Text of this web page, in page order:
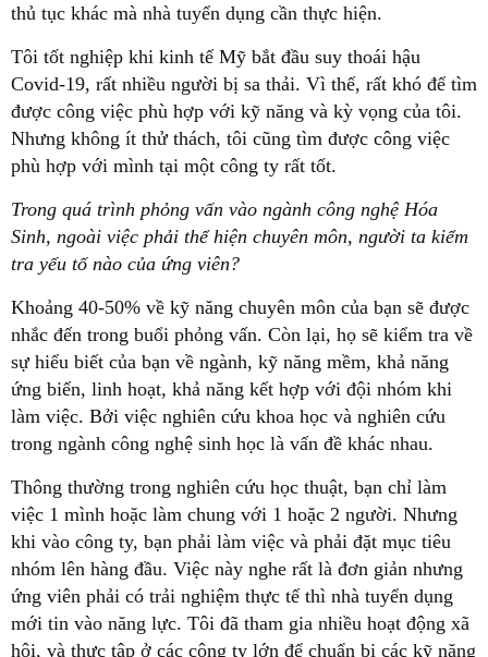
thủ tục khác mà nhà tuyển dụng cần thực hiện.
Tôi tốt nghiệp khi kinh tế Mỹ bắt đầu suy thoái hậu
Covid-19, rất nhiều người bị sa thải. Vì thế, rất khó để tìm
được công việc phù hợp với kỹ năng và kỳ vọng của tôi.
Nhưng không ít thử thách, tôi cũng tìm được công việc
phù hợp với mình tại một công ty rất tốt.
Trong quá trình phỏng vấn vào ngành công nghệ Hóa
Sinh, ngoài việc phải thể hiện chuyên môn, người ta kiểm
tra yếu tố nào của ứng viên?
Khoảng 40-50% về kỹ năng chuyên môn của bạn sẽ được
nhắc đến trong buổi phỏng vấn. Còn lại, họ sẽ kiểm tra về
sự hiểu biết của bạn về ngành, kỹ năng mềm, khả năng
ứng biến, linh hoạt, khả năng kết hợp với đội nhóm khi
làm việc. Bởi việc nghiên cứu khoa học và nghiên cứu
trong ngành công nghệ sinh học là vấn đề khác nhau.
Thông thường trong nghiên cứu học thuật, bạn chỉ làm
việc 1 mình hoặc làm chung với 1 hoặc 2 người. Nhưng
khi vào công ty, bạn phải làm việc và phải đặt mục tiêu
nhóm lên hàng đầu. Việc này nghe rất là đơn giản nhưng
ứng viên phải có trải nghiệm thực tế thì nhà tuyển dụng
mới tin vào năng lực. Tôi đã tham gia nhiều hoạt động xã
hội, và thực tập ở các công ty lớn để chuẩn bị các kỹ năng